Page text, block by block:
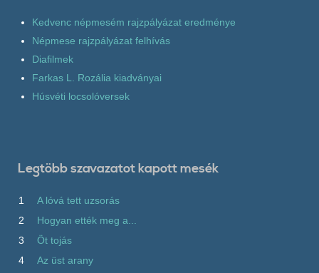
Kedvenc népmesém rajzpályázat eredménye
Népmese rajzpályázat felhívás
Diafilmek
Farkas L. Rozália kiadványai
Húsvéti locsolóversek
Legtöbb szavazatot kapott mesék
1
A lóvá tett uzsorás
2
Hogyan ették meg a...
3
Öt tojás
4
Az üst arany